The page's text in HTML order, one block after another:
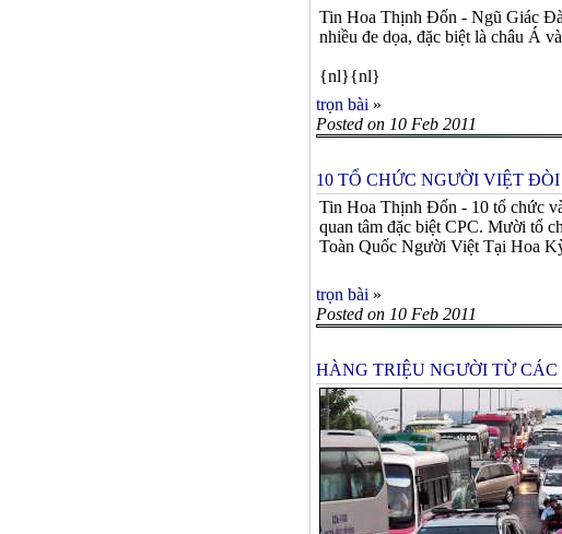
Tin Hoa Thịnh Đốn - Ngũ Giác
nhiều đe dọa, đặc biệt là châu Á
{nl}{nl}
trọn bài »
Posted on 10 Feb 2011
10 TỔ CHỨC NGƯỜI VIỆT
Tin Hoa Thịnh Đốn - 10 tổ chức
quan tâm đặc biệt CPC. Mười tổ
Toàn Quốc Người Việt Tại Hoa
trọn bài »
Posted on 10 Feb 2011
HÀNG TRIỆU NGƯỜI TỪ